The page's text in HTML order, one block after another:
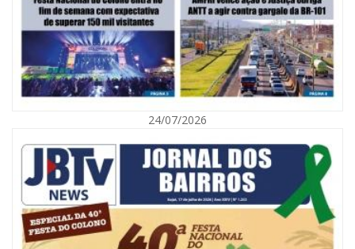
06/08/2026 | 10:02
Audiência pública debate Programa Municipal de Habitação de Interesse
Social em Itajaí
24/07/2026